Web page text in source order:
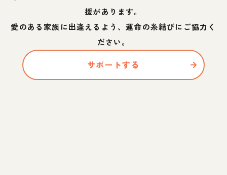
援があります。
愛のある家族に出逢えるよう、運命の糸結びにご協力く
ださい。
サポートする